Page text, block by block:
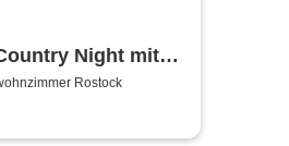
Night mit
& David
Musikwohnzimmer
Rostock